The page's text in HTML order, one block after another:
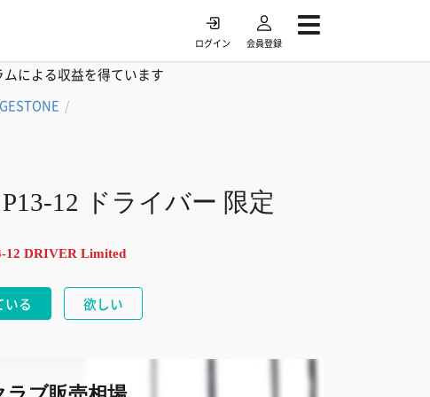
ログイン 会員登録
による収益を得ています
/
12 ドライバー 限定
12 DRIVER Limited
いる 欲しい